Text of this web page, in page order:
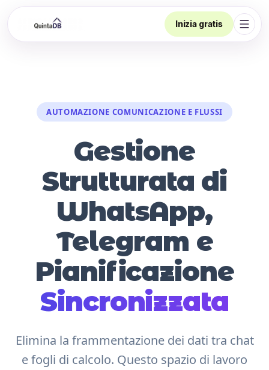
Inizia gratis
Apri
AUTOMAZIONE COMUNICAZIONE E FLUSSI
Gestione
Strutturata di
WhatsApp,
Telegram e
Pianificazione
Sincronizzata
Elimina la frammentazione dei dati tra chat
e fogli di calcolo. Questo spazio di lavoro